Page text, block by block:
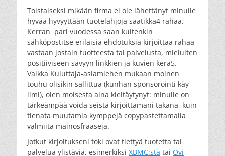
Toistaiseksi mikään firma ei ole lähettänyt minulle
hyvää hyvyyttään tuotelahjoja saatikka4 rahaa.
Kerran−pari vuodessa saan kuitenkin
sähköpostitse erilaisia ehdotuksia kirjoittaa rahaa
vastaan jostain tuotteesta tai palvelusta, mieluiten
positiiviseen sävyyn linkkien ja kuvien kera5.
Vaikka Kuluttaja-asiamiehen mukaan moinen
touhu olisikin sallittua (kunhan sponsorointi käy
ilmi), olen moisesta aina kieltäytynyt: minulle on
tärkeämpää voida seistä kirjoittamani takana, kuin
tienata muutamia kymppejä copypastettamalla
valmiita mainosfraaseja.
Jotkut kirjoitukseni toki ovat tiettyä tuotetta tai
palvelua ylistäviä, esimerkiksi XBMC:stä tai Ovi